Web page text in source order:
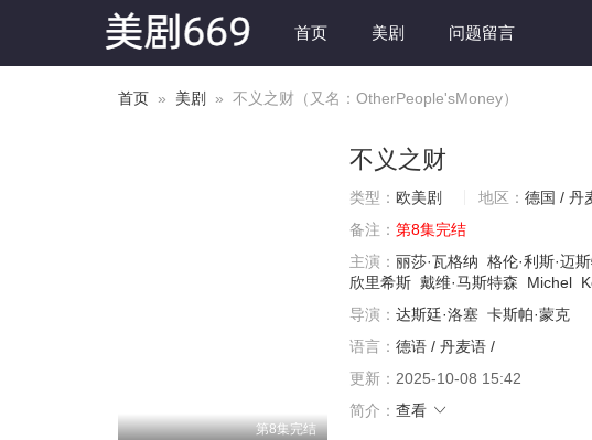
首页 美剧 问题留言
首页 » 美剧 » 不义之财（又名：OtherPeople'sMoney）
第8集完结
不义之财
类型： 欧美剧 地区： 德国 / 丹
备注： 第8集完结
主演： 丽莎·瓦格纳 格伦·利斯·迈
欣里希斯 戴维·马斯特森 Michel
导演： 达斯廷·洛塞 卡斯帕·蒙克
语言： 德语 / 丹麦语 /
更新： 2025-10-08 15:42
简介： 查看